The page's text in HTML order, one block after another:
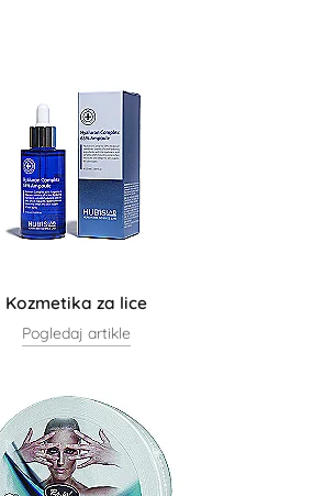
Kozmetika za lice
Pogledaj artikle